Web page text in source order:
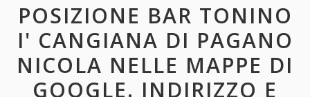
POSIZIONE BAR TONINO
I' CANGIANA DI PAGANO
NICOLA NELLE MAPPE DI
GOOGLE. INDIRIZZO E